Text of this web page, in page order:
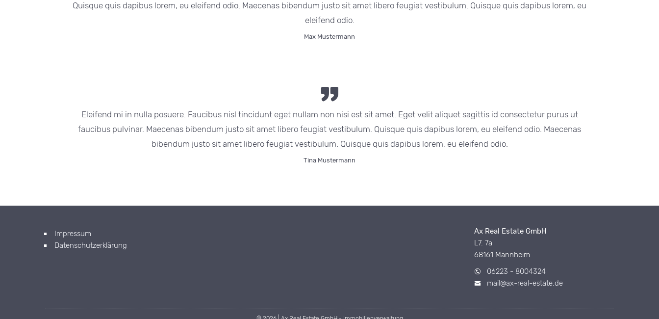
Quisque quis dapibus lorem, eu eleifend odio. Maecenas bibendum justo sit amet libero feugiat vestibulum. Quisque quis dapibus lorem, eu
eleifend odio.
Max Mustermann
Eleifend mi in nulla posuere. Faucibus nisl tincidunt eget nullam non nisi est sit amet. Eget velit aliquet sagittis id consectetur purus ut
faucibus pulvinar. Maecenas bibendum justo sit amet libero feugiat vestibulum. Quisque quis dapibus lorem, eu eleifend odio. Maecenas
bibendum justo sit amet libero feugiat vestibulum. Quisque quis dapibus lorem, eu eleifend odio.
Tina Mustermann
Impressum
Datenschutzerklärung
Ax Real Estate GmbH
L7. 7a
68161 Mannheim
06223 - 8004324
mail@ax-real-estate.de